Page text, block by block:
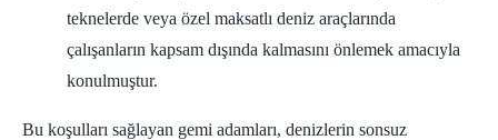
teknelerde veya özel maksatlı deniz araçlarında
çalışanların kapsam dışında kalmasını önlemek amacıyla
konulmuştur.
Bu koşulları sağlayan gemi adamları, denizlerin sonsuz